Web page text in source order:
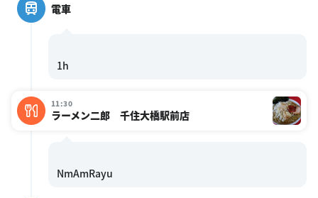
電車
11:30
ラーメン二郎 千住大橋駅前店